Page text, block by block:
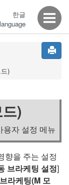
한글
)
)
용자 설정 메뉴
향을 주는 설정
브라케팅 설정]
라케팅(M 모